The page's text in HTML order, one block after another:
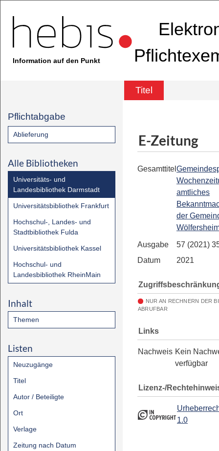
Information auf den Punkt
Titel
Pflichtabgabe
Ablieferung
Alle Bibliotheken
Universitäts- und
Landesbibliothek Darmstadt
Universitätsbibliothek Frankfurt
Hochschul-, Landes- und
Stadtbibliothek Fulda
Universitätsbibliothek Kassel
Hochschul- und
Landesbibliothek RheinMain
Inhalt
Themen
Listen
Neuzugänge
Titel
Autor / Beteiligte
Ort
Verlage
Zeitung nach Datum
E-Zeitung
Gesamttitel
amtliches
der
Ausgabe
57 (2021)
Datum
2021
NUR AN RECHNERN DER
ABRUFBAR
Links
Nachweis Kein
verfügbar
Lizenz-/
1.0